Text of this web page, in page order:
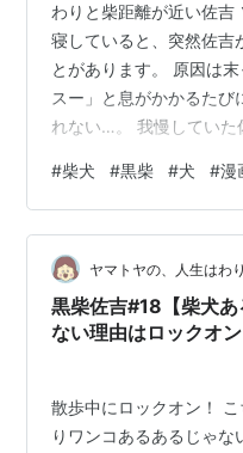
わりと柴距離が近い佐吉
寝していると、突然佐吉
とがあります。 原因は
スー」と息がかかるたび
れない…。 我慢していた
なぜかサンタのお腹の
（笑）。 犬の耳は想像
優れた聴覚を持っていま
差や年齢によって変わり
周波数の音まで聞き分け
ない小さな音や空気の動
#柴犬 #黒柴 #犬 #漫
ヤマトヤの、人生はわ
黒柴佐吉#18【柴犬
ない理由はロックオ
散歩中にロックオン！
りワンコあるあるじゃ